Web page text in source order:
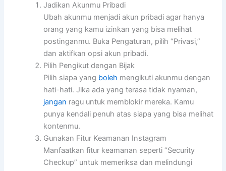
Jadikan Akunmu Pribadi
Ubah akunmu menjadi akun pribadi agar hanya
orang yang kamu izinkan yang bisa melihat
postinganmu. Buka Pengaturan, pilih “Privasi,”
dan aktifkan opsi akun pribadi.
Pilih Pengikut dengan Bijak
Pilih siapa yang boleh mengikuti akunmu dengan
hati-hati. Jika ada yang terasa tidak nyaman,
jangan ragu untuk memblokir mereka. Kamu
punya kendali penuh atas siapa yang bisa melihat
kontenmu.
Gunakan Fitur Keamanan Instagram
Manfaatkan fitur keamanan seperti “Security
Checkup” untuk memeriksa dan melindungi